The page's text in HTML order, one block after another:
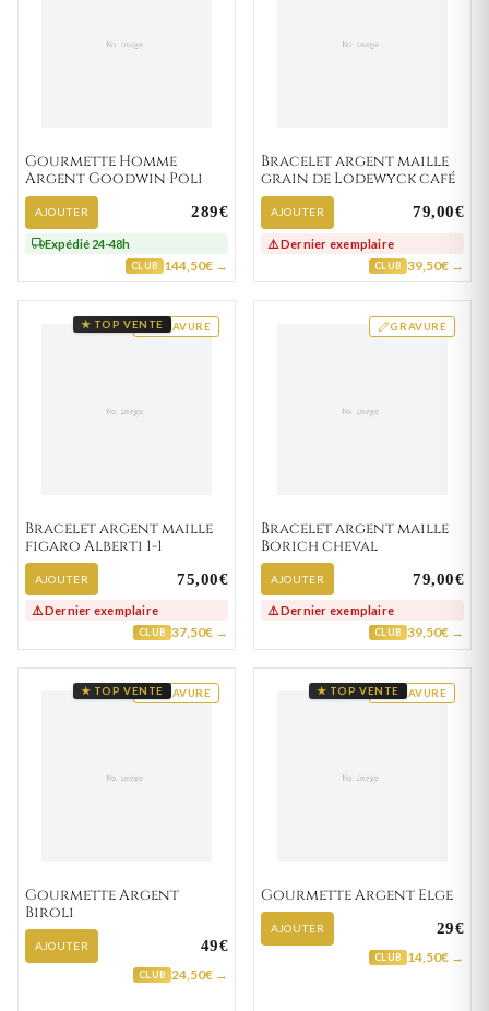
Gourmette Homme
Argent Goodwin Poli
AJOUTER 289€
Expédié 24-48h
CLUB 144,50€ →
Bracelet argent maille
grain de Lodewyck café
AJOUTER 79,00€
⚠️ Dernier exemplaire
CLUB 39,50€ →
GRAVURE
★ TOP VENTE
Bracelet argent maille
figaro Alberti 1-1
AJOUTER 75,00€
⚠️ Dernier exemplaire
CLUB 37,50€ →
GRAVURE
Bracelet argent maille
Borich cheval
AJOUTER 79,00€
⚠️ Dernier exemplaire
CLUB 39,50€ →
GRAVURE
★ TOP VENTE
Gourmette Argent
Biroli
AJOUTER 49€
CLUB 24,50€ →
GRAVURE
★ TOP VENTE
Gourmette Argent Elge
AJOUTER 29€
CLUB 14,50€ →